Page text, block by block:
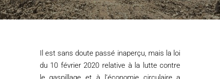
Il est sans doute passé inaperçu, mais la loi
du 10 février 2020 relative à la lutte contre